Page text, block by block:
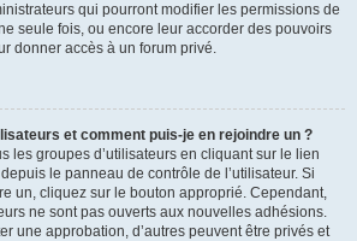
qui pourront modifier les permissions de
seule fois, ou encore leur accorder des pouvoirs
donner accès à un forum privé.
et comment puis-je en rejoindre un ?
les groupes d’utilisateurs en cliquant sur le lien
le panneau de contrôle de l’utilisateur. Si
un, cliquez sur le bouton approprié. Cependant,
ne sont pas ouverts aux nouvelles adhésions.
une approbation, d’autres peuvent être privés et